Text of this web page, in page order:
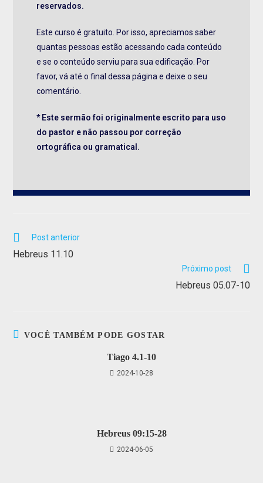
reservados.
Este curso é gratuito. Por isso, apreciamos saber
quantas pessoas estão acessando cada conteúdo
e se o conteúdo serviu para sua edificação. Por
favor, vá até o final dessa página e deixe o seu
comentário.
* Este sermão foi originalmente escrito para uso
do pastor e não passou por correção
ortográfica ou gramatical.
Post anterior
Hebreus 11.10
Próximo post
Hebreus 05.07-10
VOCÊ TAMBÉM PODE GOSTAR
Tiago 4.1-10
2024-10-28
Hebreus 09:15-28
2024-06-05